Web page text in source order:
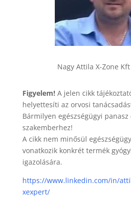
Nagy Attila X-Zone
Figyelem!A jelen cikk
helyettesíti az orvosi
Bármilyen egészségügyi
szakemberhez!
A cikk nem minősül
vonatkozik konkrét termék
igazolására.
https://www.linkedin.com/in/
xexpert/